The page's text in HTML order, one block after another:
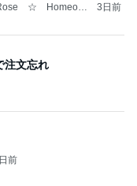
☆ Homeop
3日前
注文忘れ
前